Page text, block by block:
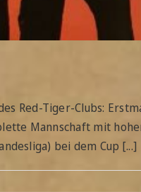
Red-Tiger-Clubs:
Mannschaft mit
bei dem Cup [...]